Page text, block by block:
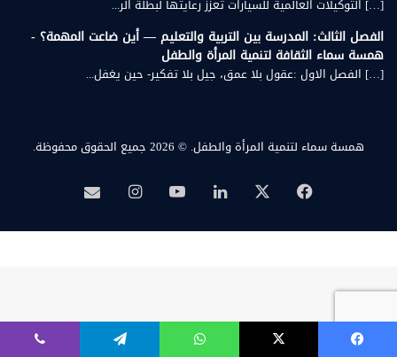
[…] التوكيلات العالمية للسيارات تعزز رعايتها لبطلة الر...
الفصل الثالث: المدرسة بين التربية والتعليم — أين ضاعت المهمة؟ -
همسة سماء الثقافة لتنمية المرأة والطفل
[…] الفصل الاول :عقول بلا عمق، جيل بلا تفكير- حين يغفل...
همسة سماء لتنمية المرأة والطفل. © 2026 جميع الحقوق محفوظة.
فيسبوك لينكدإن‫YouTubeانستقرامبريد
همسة